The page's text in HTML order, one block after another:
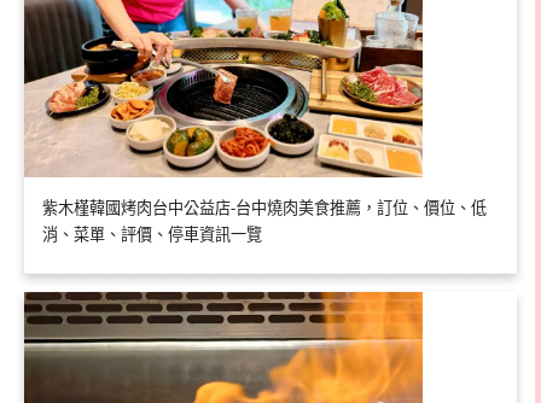
紫木槿韓國烤肉台中公益店-台中燒肉美食推薦，訂位、價位、低
消、菜單、評價、停車資訊一覽